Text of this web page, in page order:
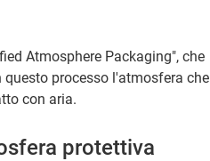
Atmosphere Packaging", che
questo processo l'atmosfera che
con aria.
protettiva